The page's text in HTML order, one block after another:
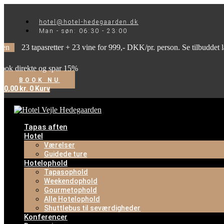
indhold
hotel@hotel-hedegaarden.dk
Man - søn: 06:30 - 23:00
tapasretter + 23 vine for 999,- DKK/pr. person. Se tilbuddet længere
og spar 15%
BOOK NU
0,00 kr. 0 Kurv
Tapas aften
Hotel
Værelser
Guidede ture
Hotelophold
Tapasophold
Weekendophold
Gourmetophold
Alle Hotelophold
Shuttlebus til seværdigheder
Konferencer